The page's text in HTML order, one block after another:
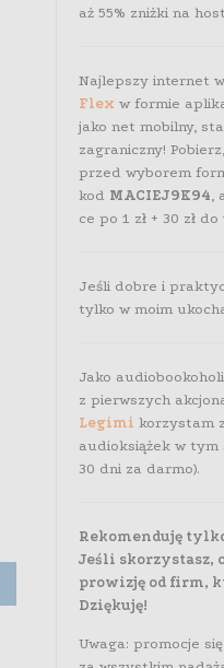
aż 55% zniżki na
Najlepszy internet w
Flex w formie
jako net mobilny,
zagraniczny!
przed wyborem
kod MACIEJ9K94,
ce po 1 zł + 30 zł
Jeśli dobre i
tylko w moim
Jako
z pierwszych
Legimi korzystam
audioksiążek w tym
30 dni za darmo).
Rekomenduję
Jeśli skorzystasz,
prowizję od firm,
Dziękuję!
Uwaga: promocje